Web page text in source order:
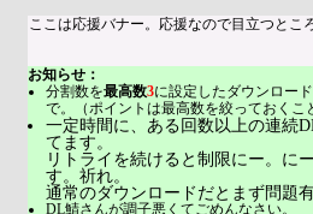
ここは応援バナー。応援なので目立つとこ
お知らせ：
分割数を最高数3に設定したダウンロー
で。（ポイントは最高数を絞っておくこ
一定時間に、ある回数以上の連続
てます。
リトライを続けると制限にー。に
す。祈れ。
通常のダウンロードだとまず問題有
DL鯖さんが調子悪くてごめんなさい。